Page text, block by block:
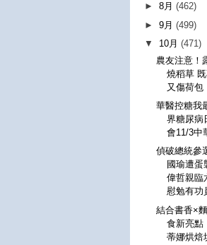
►8月(462)
►9月(499)
▼ 10月(471)
農友注意！
燒稻草
又傷荷包
華醫控糖我
界糖尿病
會11/3中
偵破總統參
國瑜遭蛋
偉哲親臨
慰勉有功
結合書香×
食新亮點
蒂娜烘焙